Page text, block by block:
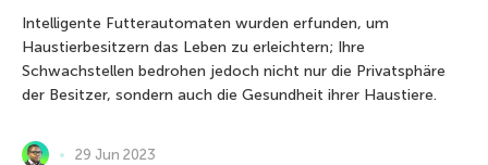
Intelligente Futterautomaten wurden erfunden, um
Haustierbesitzern das Leben zu erleichtern; Ihre
Schwachstellen bedrohen jedoch nicht nur die Privatsphäre
der Besitzer, sondern auch die Gesundheit ihrer Haustiere.
29 Jun 2023